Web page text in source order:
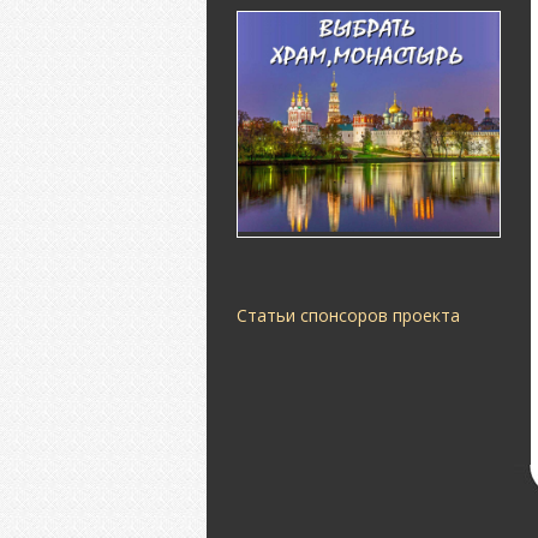
Статьи спонсоров проекта